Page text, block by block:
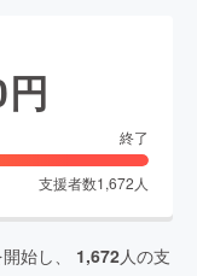
円
終了
支援者数1,672 人
始し、 1,672人の支